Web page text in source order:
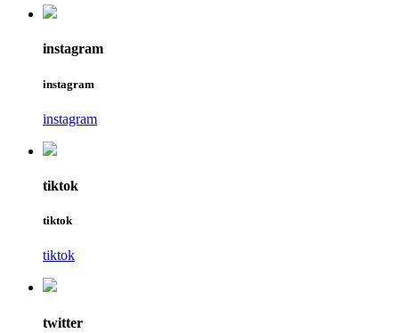
instagram
instagram
instagram
tiktok
tiktok
tiktok
twitter